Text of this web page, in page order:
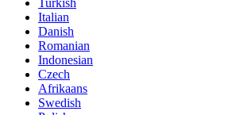
Turkish
Italian
Danish
Romanian
Indonesian
Czech
Afrikaans
Swedish